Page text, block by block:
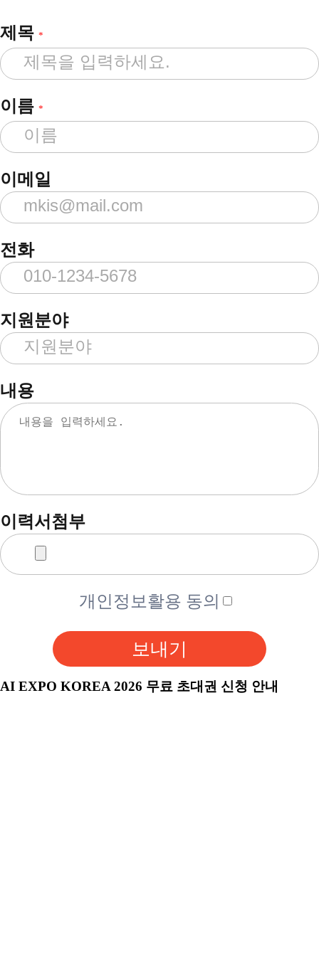
제목 *
이름 *
이메일
전화
지원분야
내용
이력서첨부
개인정보활용 동의
보내기
AI EXPO KOREA 2026 무료 초대권 신청 안내